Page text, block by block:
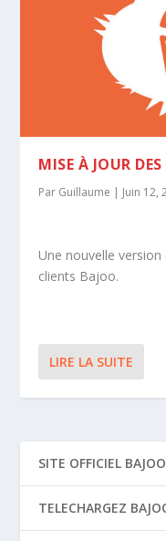
MISE À JOUR
Par Guillaume | Juin 12,
Une nouvelle
clients Bajoo.
LIRE LA SUITE
SITE OFFICIEL BAJOO
TELECHARGEZ